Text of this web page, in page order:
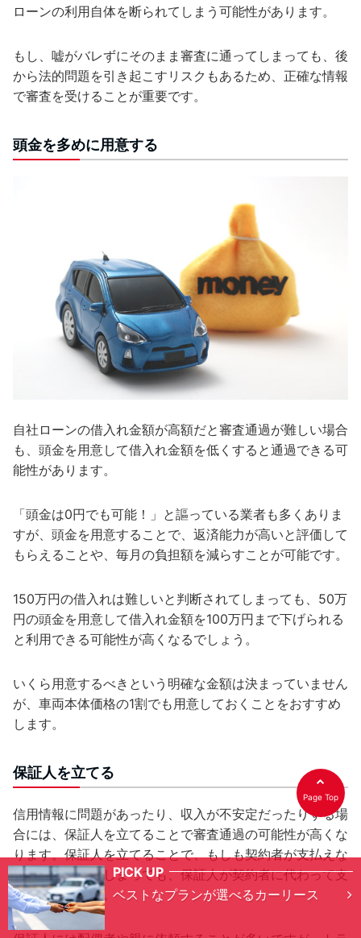
ローンの利用自体を断られてしまう可能性があります。
もし、嘘がバレずにそのまま審査に通ってしまっても、後
から法的問題を引き起こすリスクもあるため、正確な情報
で審査を受けることが重要です。
頭金を多めに用意する
自社ローンの借入れ金額が高額だと審査通過が難しい場合
も、頭金を用意して借入れ金額を低くすると通過できる可
能性があります。
「頭金は0円でも可能！」と謳っている業者も多くありま
すが、頭金を用意することで、返済能力が高いと評価して
もらえることや、毎月の負担額を減らすことが可能です。
150万円の借入れは難しいと判断されてしまっても、50万
円の頭金を用意して借入れ金額を100万円まで下げられる
と利用できる可能性が高くなるでしょう。
いくら用意するべきという明確な金額は決まっていません
が、車両本体価格の1割でも用意しておくことをおすすめ
します。
保証人を立てる
信用情報に問題があったり、収入が不安定だったりする場
合には、保証人を立てることで審査通過の可能性が高くな
ります。保証人を立てることで、もしも契約者が支払えな
い状況になってしまっても、保証人が契約者に代わって支
払いを行います。
PICK UP
ベストなプランが選べるカーリース
Page Top